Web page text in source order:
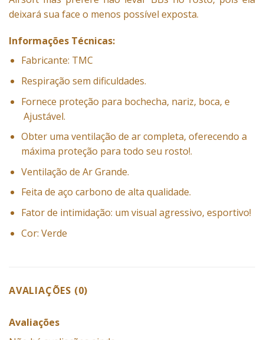
deixará sua face o menos possível exposta.
Informações Técnicas:
Fabricante: TMC
Respiração sem dificuldades.
Fornece proteção para bochecha, nariz, boca, e
Ajustável.
Obter uma ventilação de ar completa, oferecendo a
máxima proteção para todo seu rosto!.
Ventilação de Ar Grande.
Feita de aço carbono de alta qualidade.
Fator de intimidação: um visual agressivo, esportivo!
Cor: Verde
AVALIAÇÕES (0)
Avaliações